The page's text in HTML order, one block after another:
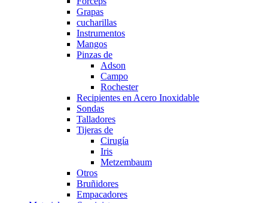
Grapas
cucharillas
Instrumentos
Mangos
Pinzas de
Adson
Campo
Rochester
Recipientes en Acero Inoxidable
Sondas
Talladores
Tijeras de
Cirugía
Iris
Metzembaum
Otros
Bruñidores
Empacadores